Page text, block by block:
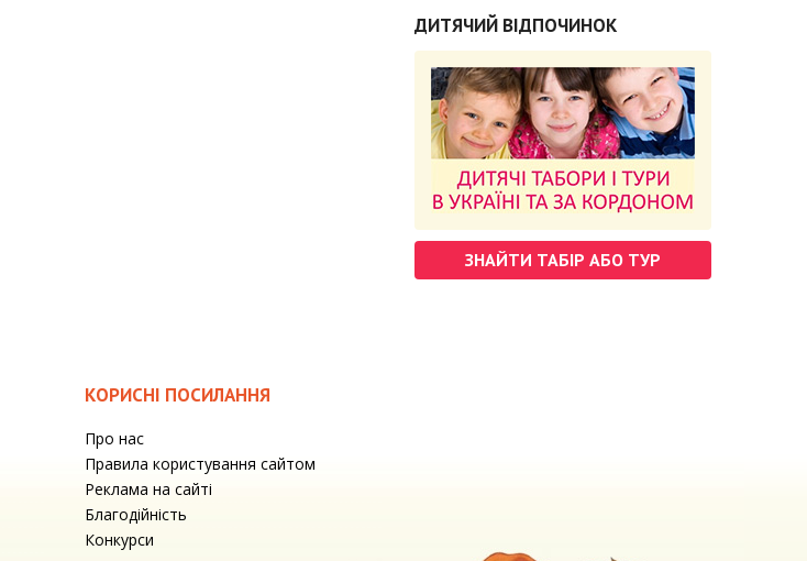
ДИТЯЧИЙ ВІДПОЧИНОК
ЗНАЙТИ ТАБІР АБО ТУР
КОРИСНІ ПОСИЛАННЯ
Про нас
Правила користування сайтом
Реклама на сайті
Благодійність
Конкурси